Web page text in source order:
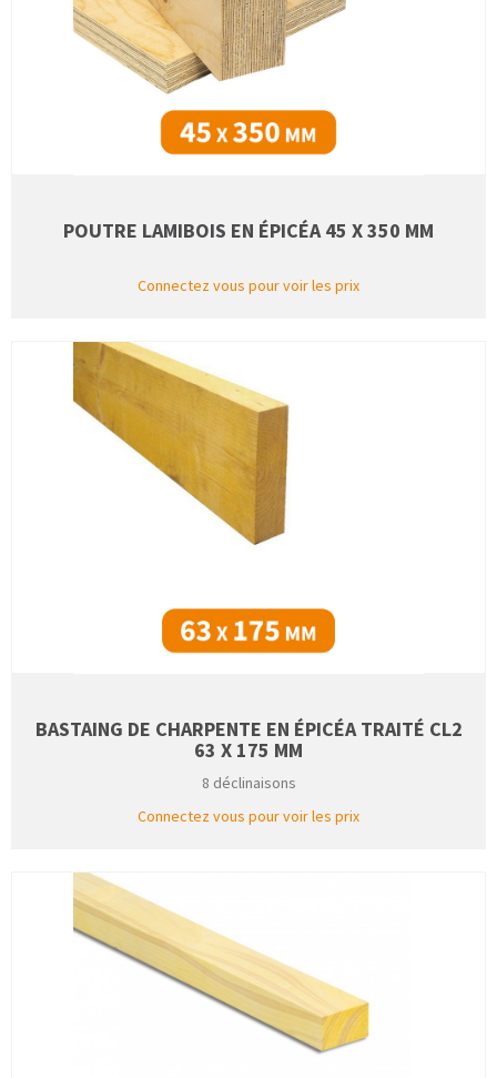
POUTRE LAMIBOIS EN ÉPICÉA 45 X 350 MM
Connectez vous pour voir les prix
BASTAING DE CHARPENTE EN ÉPICÉA TRAITÉ CL2
63 X 175 MM
8 déclinaisons
Connectez vous pour voir les prix